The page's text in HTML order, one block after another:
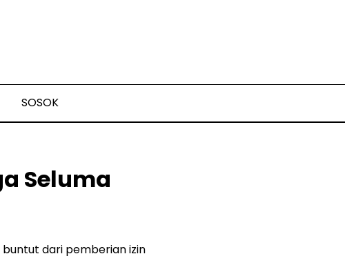
SOSOK
Seluma
dari pemberian izin